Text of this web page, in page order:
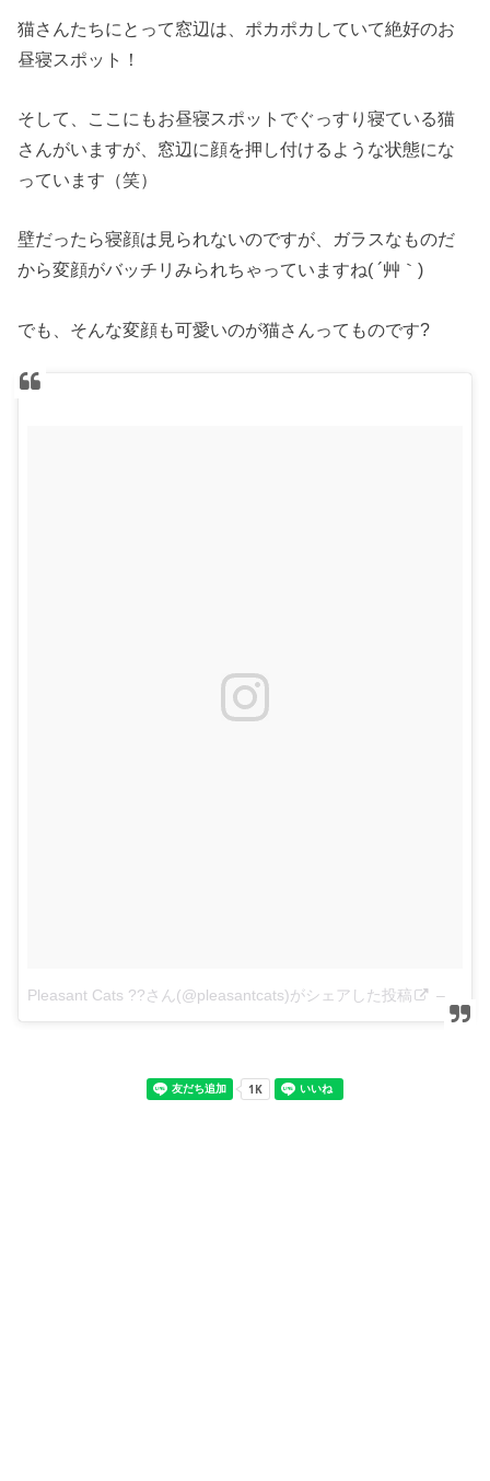
猫さんたちにとって窓辺は、ポカポカしていて絶好のお
昼寝スポット！
そして、ここにもお昼寝スポットでぐっすり寝ている猫
さんがいますが、窓辺に顔を押し付けるような状態にな
っています（笑）
壁だったら寝顔は見られないのですが、ガラスなものだ
から変顔がバッチリみられちゃっていますね( ´艸｀)
でも、そんな変顔も可愛いのが猫さんってものです?
Pleasant Cats ??さん(@pleasantcats)がシェアした投稿 –